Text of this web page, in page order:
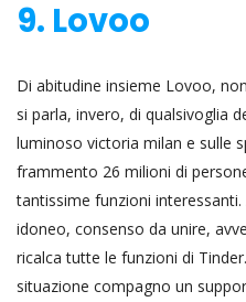
9. Lovoo
Di abitudine insieme Lovoo,
si parla, invero, di qualsivoglia
luminoso victoria milan e sulle
frammento 26 milioni di
tantissime funzioni
idoneo, consenso da unire,
ricalca tutte le funzioni di
situazione compagno un